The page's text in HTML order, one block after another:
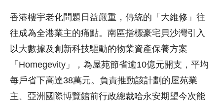
香港樓宇老化問題日益嚴重，傳統的「大維修」往
往成為全港業主的痛點。南區指標豪宅貝沙灣引入
以大數據及創新科技驅動的物業資產保養方案
「Homegevity」，為屋苑節省逾10億元開支，平均
每戶省下高達38萬元。負責推動該計劃的屋苑業
主、亞洲國際博覽館前行政總裁哈永安期望今次能